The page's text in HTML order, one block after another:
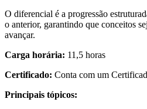
O diferencial é a progressão
o anterior, garantindo que conceitos
avançar.
Carga horária: 11,5 horas
Certificado: Conta com um
Principais tópicos: